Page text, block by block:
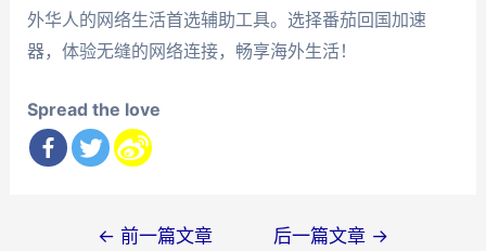
外华人的网络生活首选辅助工具。选择番茄回国加速
器，体验无缝的网络连接，畅享海外生活！
Spread the love
← 前一篇文章 后一篇文章 →